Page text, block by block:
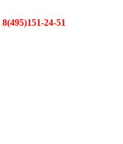
8(495)151-24-51